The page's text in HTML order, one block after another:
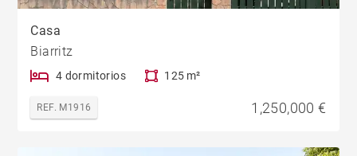
Casa
Biarritz
4 dormitorios 125 m²
REF. M1916 1,250,000 €